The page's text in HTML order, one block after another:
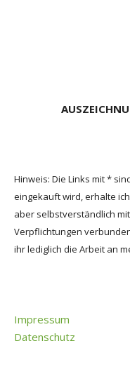
Hinweis: Die Links mit *
eingekauft wird, erhalte
aber selbstverständlich
Verpflichtungen
ihr lediglich die Arbeit an
Impressum
Datenschutz